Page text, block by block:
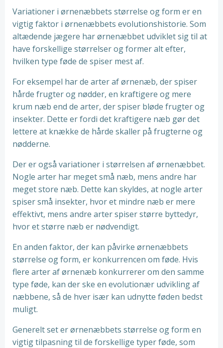
Variationer i ørnenæbbets størrelse og form er en
vigtig faktor i ørnenæbbets evolutionshistorie. Som
altædende jægere har ørnenæbbet udviklet sig til at
have forskellige størrelser og former alt efter,
hvilken type føde de spiser mest af.
For eksempel har de arter af ørnenæb, der spiser
hårde frugter og nødder, en kraftigere og mere
krum næb end de arter, der spiser bløde frugter og
insekter. Dette er fordi det kraftigere næb gør det
lettere at knække de hårde skaller på frugterne og
nødderne.
Der er også variationer i størrelsen af ørnenæbbet.
Nogle arter har meget små næb, mens andre har
meget store næb. Dette kan skyldes, at nogle arter
spiser små insekter, hvor et mindre næb er mere
effektivt, mens andre arter spiser større byttedyr,
hvor et større næb er nødvendigt.
En anden faktor, der kan påvirke ørnenæbbets
størrelse og form, er konkurrencen om føde. Hvis
flere arter af ørnenæb konkurrerer om den samme
type føde, kan der ske en evolutionær udvikling af
næbbene, så de hver især kan udnytte føden bedst
muligt.
Generelt set er ørnenæbbets størrelse og form en
vigtig tilpasning til de forskellige typer føde, som